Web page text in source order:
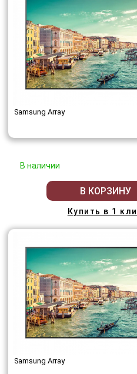
Samsung Array
В наличии
В КОРЗИНУ
Купить в 1
Samsung Array